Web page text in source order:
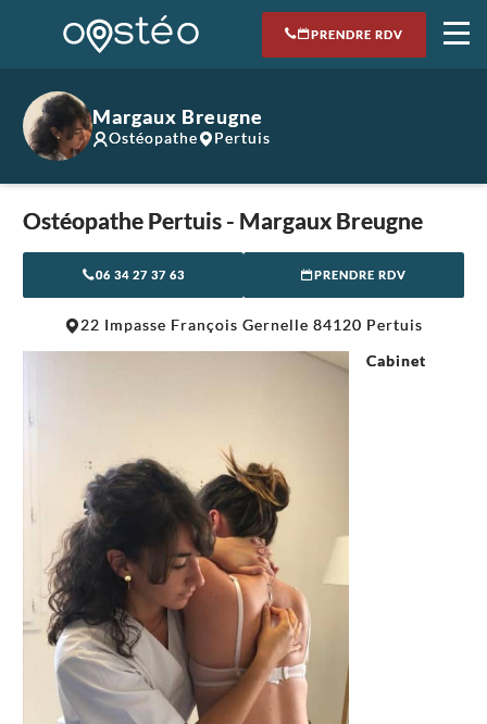
PRENDRE RDV
Margaux Breugne
Ostéopathe Pertuis
Ostéopathe Pertuis - Margaux Breugne
06 34 27 37 63 PRENDRE RDV
+
22 Impasse François Gernelle 84120 Pertuis
Cabinet